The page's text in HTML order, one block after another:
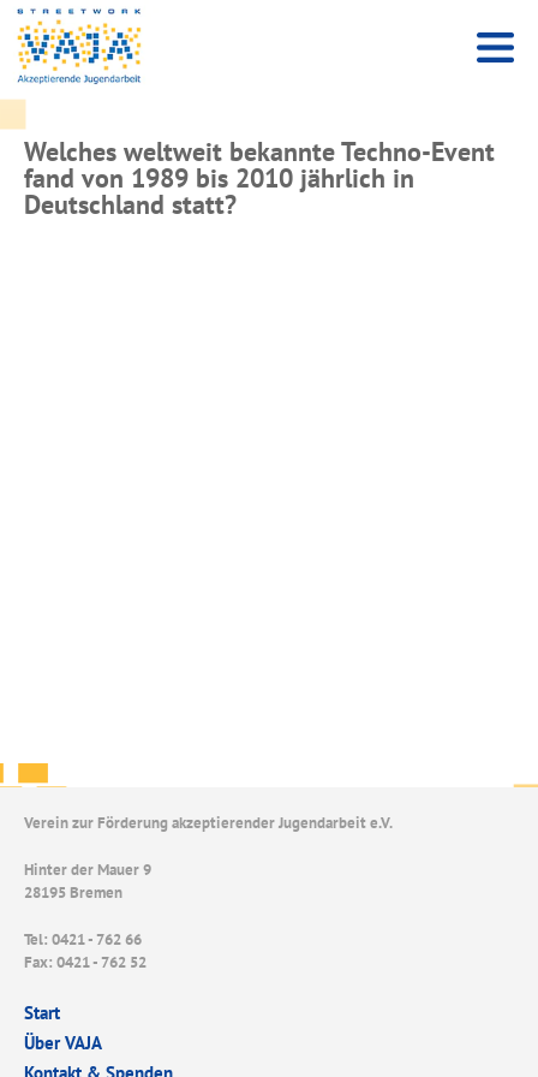
Welches weltweit bekannte Techno-Event
fand von 1989 bis 2010 jährlich in
Deutschland statt?
Verein zur Förderung akzeptierender Jugendarbeit e.V.
Hinter der Mauer 9
28195 Bremen
Tel: 0421 - 762 66
Fax: 0421 - 762 52
Start
Über VAJA